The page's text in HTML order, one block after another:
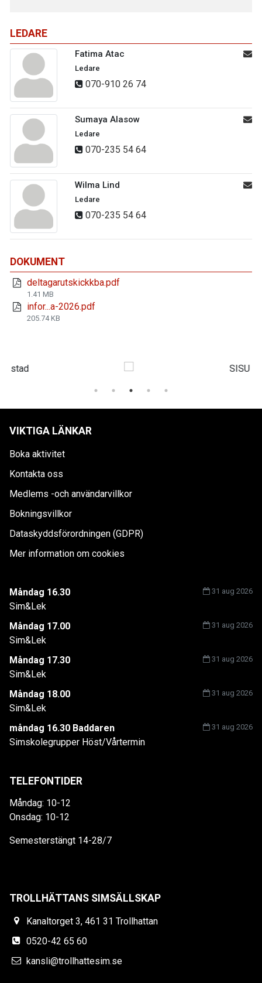
LEDARE
Fatima Atac
Ledare
070-910 26 74
Sumaya Alasow
Ledare
070-235 54 64
Wilma Lind
Ledare
070-235 54 64
DOKUMENT
deltagarutskickkba.pdf
1.41 MB
infor...a-2026.pdf
205.74 KB
VIKTIGA LÄNKAR
Boka aktivitet
Kontakta oss
Medlems -och användarvillkor
Bokningsvillkor
Dataskyddsförordningen (GDPR)
Mer information om cookies
Måndag 16.30 31 aug 2026
Sim&Lek
Måndag 17.00
31 aug 2026
Sim&Lek
Måndag 17.30
31 aug 2026
Sim&Lek
Måndag 18.00
31 aug 2026
Sim&Lek
måndag 16.30 Baddaren
31 aug 2026
Simskolegrupper Höst/Vårtermin
TELEFONTIDER
Måndag: 10-12
Onsdag: 10-12
Semesterstängt 14-28/7
TROLLHÄTTANS SIMSÄLLSKAP
Kanaltorget 3, 461 31 Trollhattan
0520-42 65 60
kansli@trollhattesim.se